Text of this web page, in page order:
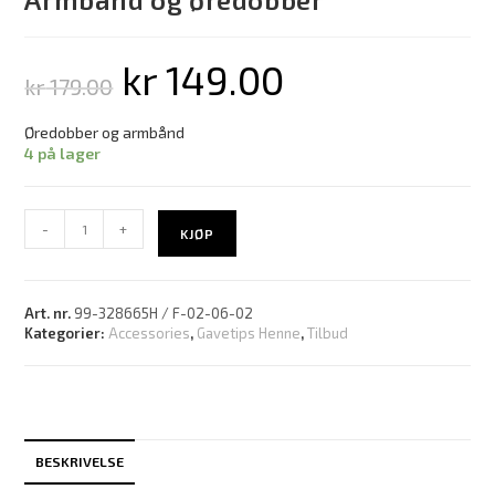
kr179.00 kr149.00
Øredobber og armbånd
4 på lager
- + KJØP
Art. nr. 99-328665H / F-02-06-02
Kategorier: Accessories, Gavetips Henne,Tilbud
BESKRIVELSE